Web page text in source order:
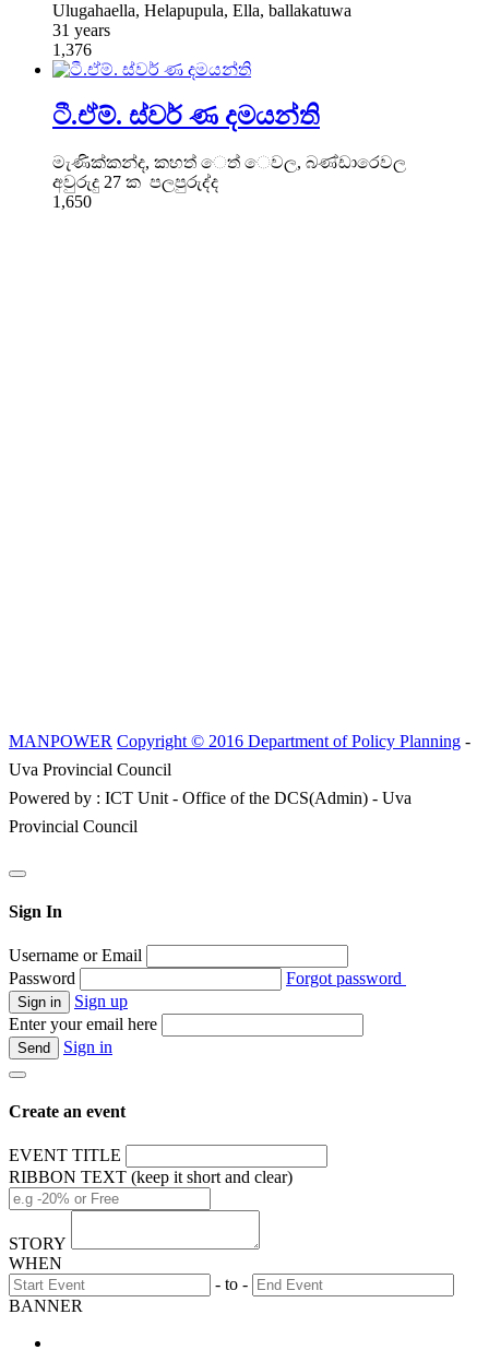
Ulugahaella, Helapupula, Ella, ballakatuwa
31 years
1,376
ටී.ඒම්. ස්වර් ණ දමයන්ති
මැණික්කන්ද, කහත් ෙත් ෙවල, බණ්ඩාරෙවල
අවුරුදු 27 ක පලපුරුද්ද
1,650
MANPOWER Copyright © 2016 Department of Policy Planning -
Uva Provincial Council
Powered by : ICT Unit - Office of the DCS(Admin) - Uva
Provincial Council
Sign In
Username or Email
Password
Forgot password
Sign up
Enter your email here
Sign in
Create an event
EVENT TITLE
RIBBON TEXT (keep it short and clear)
STORY
WHEN
- to -
BANNER